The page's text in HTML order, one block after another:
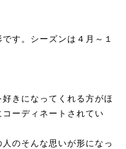
す。シーズンは４月～１
きになってくれる方がほ
ーディネートされてい
のそんな思いが形になっ